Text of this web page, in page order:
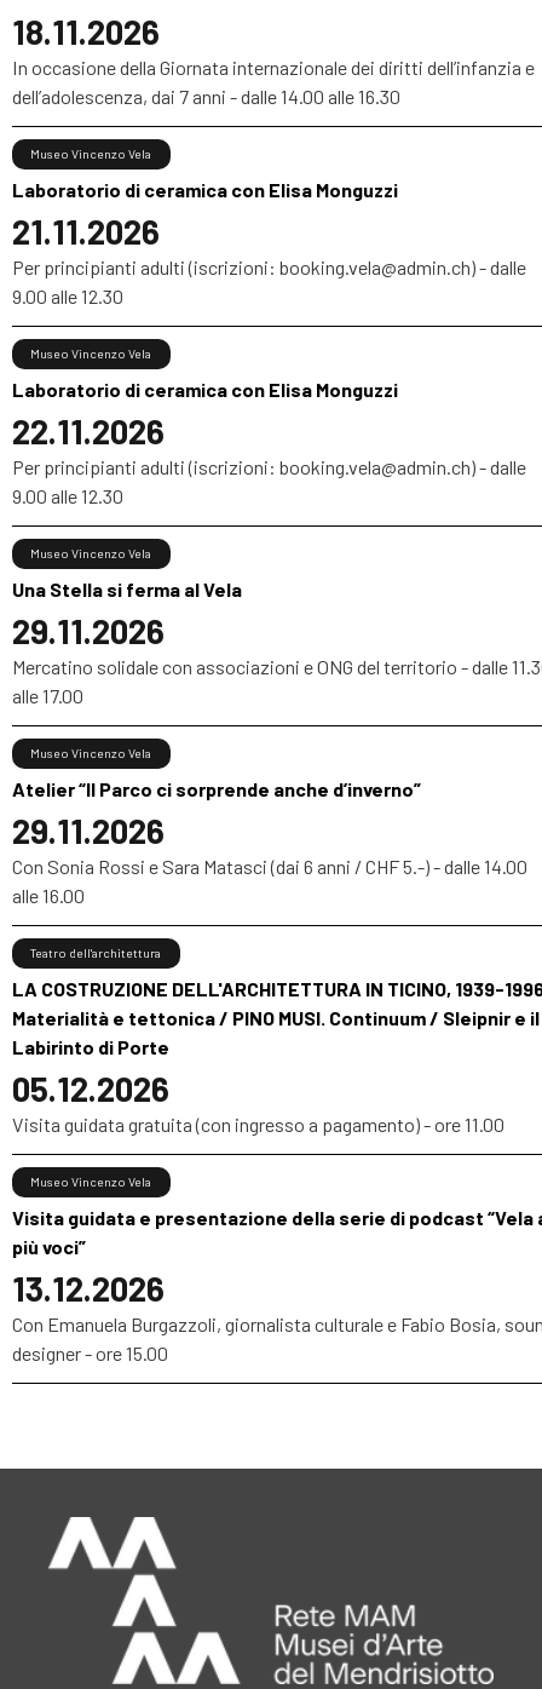
18.11.2026
In occasione della Giornata internazionale dei diritti dell’infanzia e
dell’adolescenza, dai 7 anni - dalle 14.00 alle 16.30
Laboratorio di ceramica con Elisa Monguzzi
21.11.2026
Museo Vincenzo Vela
Per principianti adulti (iscrizioni: booking.vela@admin.ch) - dalle
9.00 alle 12.30
Laboratorio di ceramica con Elisa Monguzzi
22.11.2026
Museo Vincenzo Vela
Per principianti adulti (iscrizioni: booking.vela@admin.ch) - dalle
9.00 alle 12.30
Una Stella si ferma al Vela
29.11.2026
Museo Vincenzo Vela
Mercatino solidale con associazioni e ONG del territorio - dalle
alle 17.00
Atelier “Il Parco ci sorprende anche d’inverno”
29.11.2026
Museo Vincenzo Vela
Con Sonia Rossi e Sara Matasci (dai 6 anni / CHF 5.-) - dalle 14.00
alle 16.00
LA COSTRUZIONE DELL'ARCHITETTURA IN TICINO, 1939-
Materialità e tettonica / PINO MUSI. Continuum / Sleipnir e il
Labirinto di Porte
05.12.2026
Teatro dell'architettura
Visita guidata gratuita (con ingresso a pagamento) - ore 11.00
Visita guidata e presentazione della serie di podcast “Vela
più voci”
13.12.2026
Museo Vincenzo Vela
Con Emanuela Burgazzoli, giornalista culturale e Fabio Bosia,
designer - ore 15.00